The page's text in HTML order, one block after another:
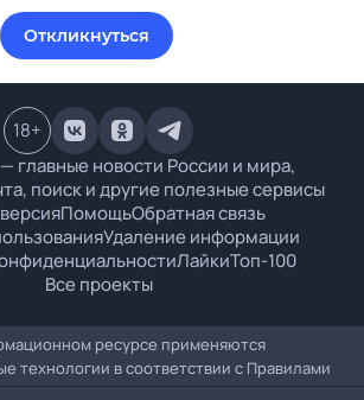
Откликнуться
главные новости России и мира,
поиск и другие полезные сервисы
ПомощьОбратная связь
Удаление информации
ЛайкиТоп-100
Все проекты
18+
ресурсе применяются
технологии в соответствии с Правилами